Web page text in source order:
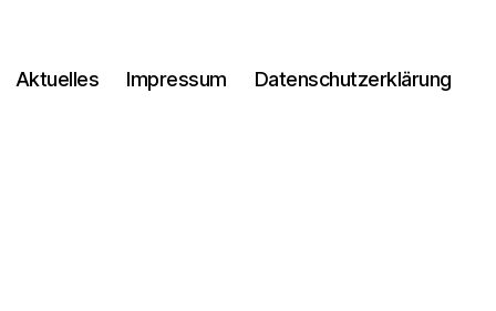
Aktuelles Impressum Datenschutzerklärung